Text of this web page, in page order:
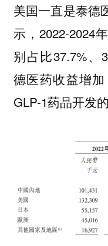
美国一直是泰德
示，2022-2024
别占比37.7%、
德医药收益增
GLP-1药品开发